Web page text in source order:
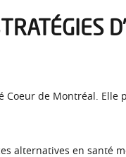
Coeur de Montréal.
alternatives en santé